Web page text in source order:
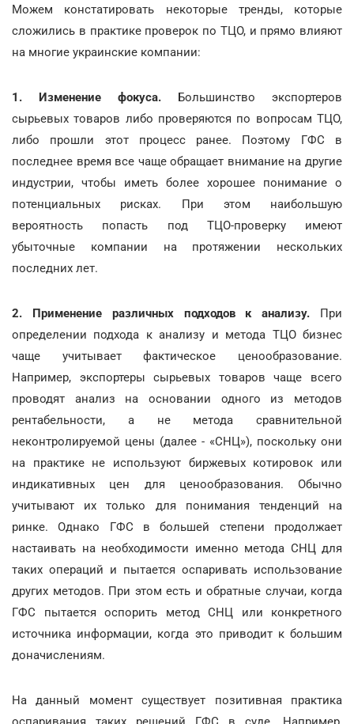
Можем констатировать некоторые тренды, которые
сложились в практике проверок по ТЦО, и прямо влияют
на многие украинские компании:
1. Изменение фокуса. Большинство экспортеров
сырьевых товаров либо проверяются по вопросам ТЦО,
либо прошли этот процесс ранее. Поэтому ГФС в
последнее время все чаще обращает внимание на другие
индустрии, чтобы иметь более хорошее понимание о
потенциальных рисках. При этом наибольшую
вероятность попасть под ТЦО-проверку имеют
убыточные компании на протяжении нескольких
последних лет.
2. Применение различных подходов к анализу. При
определении подхода к анализу и метода ТЦО бизнес
чаще учитывает фактическое ценообразование.
Например, экспортеры сырьевых товаров чаще всего
проводят анализ на основании одного из методов
рентабельности, а не метода сравнительной
неконтролируемой цены (далее - «СНЦ»), поскольку они
на практике не используют биржевых котировок или
индикативных цен для ценообразования. Обычно
учитывают их только для понимания тенденций на
ринке. Однако ГФС в большей степени продолжает
настаивать на необходимости именно метода СНЦ для
таких операций и пытается оспаривать использование
других методов. При этом есть и обратные случаи, когда
ГФС пытается оспорить метод СНЦ или конкретного
источника информации, когда это приводит к большим
доначислениям.
На данный момент существует позитивная практика